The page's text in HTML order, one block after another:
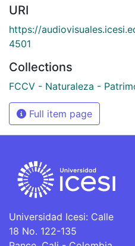
URI
https://
4501
Collections
FCCV - Naturaleza -
Full item page
Universidad Icesi: Calle
18 No. 122-135